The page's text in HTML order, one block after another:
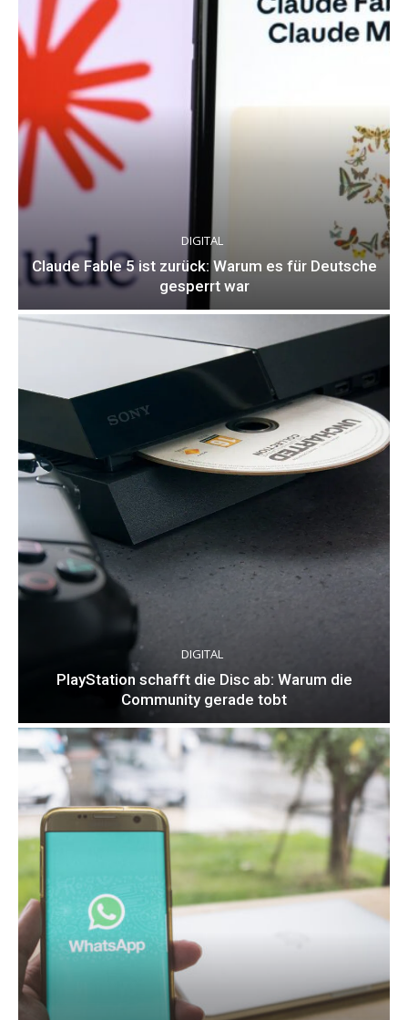
DIGITAL
Claude Fable 5 ist zurück: Warum es für Deutsche
gesperrt war
DIGITAL
PlayStation schafft die Disc ab: Warum die
Community gerade tobt